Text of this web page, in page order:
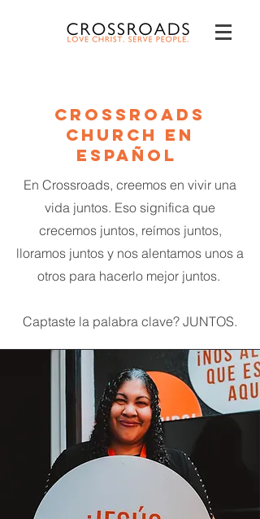
Crossroads
Church en
Español
En Crossroads, creemos en vivir una
vida juntos. Eso significa que
crecemos juntos, reímos juntos,
lloramos juntos y nos alentamos unos a
otros para hacerlo mejor juntos.
Captaste la palabra clave? JUNTOS.